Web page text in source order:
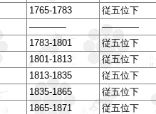
1765-1783
従五位下
――――
――――
1783-1801
従五位下
1801-1813
従五位下
1813-1835
従五位下
1835-1865
従五位下
1865-1871 従五位下